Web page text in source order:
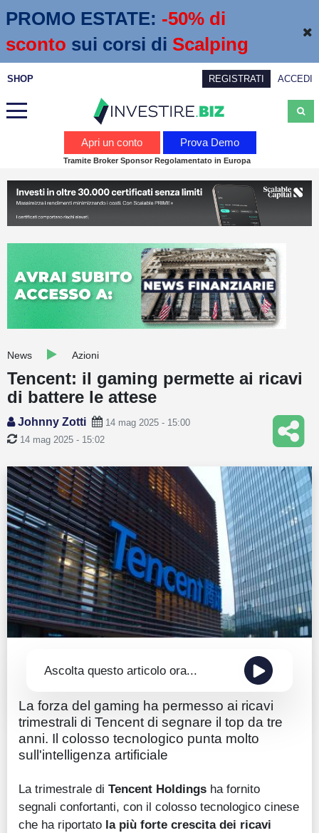
PROMO ESTATE: -50% di
sconto sui corsi di Scalping
SHOP REGISTRATI ACCEDI
Calendario economico
Webinar
Trading
Education
Quotazioni
Conto IG
Guru Monitor
Altro
Apri un conto Prova Demo
Tramite Broker Sponsor Regolamentato in Europa
News Azioni
Tencent: il gaming permette ai ricavi
di battere le attese
Johnny Zotti
14 mag 2025 - 15:00
14 mag 2025 - 15:02
Ascolta questo articolo ora...
La forza del gaming ha permesso ai ricavi
trimestrali di Tencent di segnare il top da tre
anni. Il colosso tecnologico punta molto
sull'intelligenza artificiale
La trimestrale di Tencent Holdings ha fornito
segnali confortanti, con il colosso tecnologico cinese
che ha riportato la più forte crescita dei ricavi